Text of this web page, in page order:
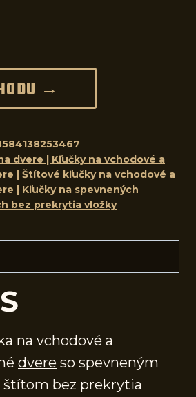
→
dvere | Kľučky na vchodové a
| Štítové kľučky na vchodové a
| Kľučky na spevnených
bez prekrytia vložky
na vchodové a
dvere so spevneným
bez prekrytia